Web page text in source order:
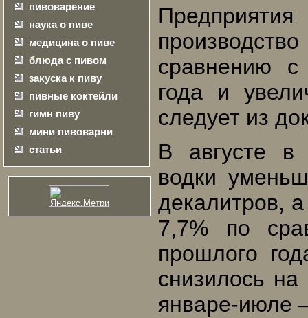
пивоварение
наука о пиве
медицина о пиве
блюда с пивом
закуска к пиву
пивные коктейли
гимн пиву
мини пивоварни
статьи
сравнению
года и
следует из
В августе в
водки
декалитров,
7,7% по
прошлого
снизилось
январе-июле